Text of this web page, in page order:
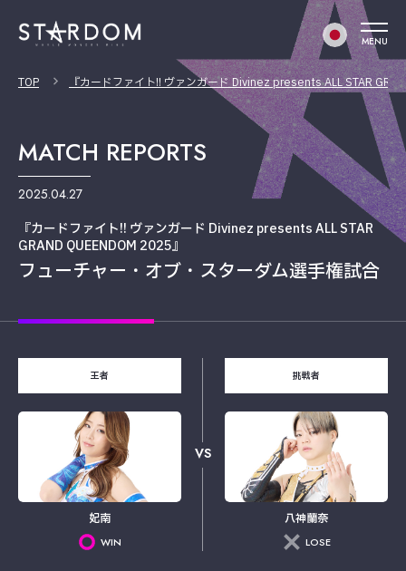
MENU
TOP 『カードファイト!! ヴァンガード Divinez presents ALL STAR
MATCH REPORTS
2025.04.27
『カードファイト!! ヴァンガード Divinez presents ALL STAR
GRAND QUEENDOM 2025』
フューチャー・オブ・スターダム選手権試合
王者
妃南
WIN
VS
挑戦者
八神蘭奈
LOSE